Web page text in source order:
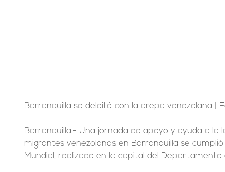
Barranquilla se deleitó con la arepa venezolana |
Barranquilla.- Una jornada de apoyo y ayuda a la
migrantes venezolanos en Barranquilla se
Mundial, realizado en la capital del